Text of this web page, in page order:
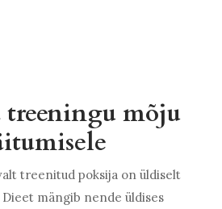
treeningu mõju
treenitud poksija on üldiselt
mängib nende üldises